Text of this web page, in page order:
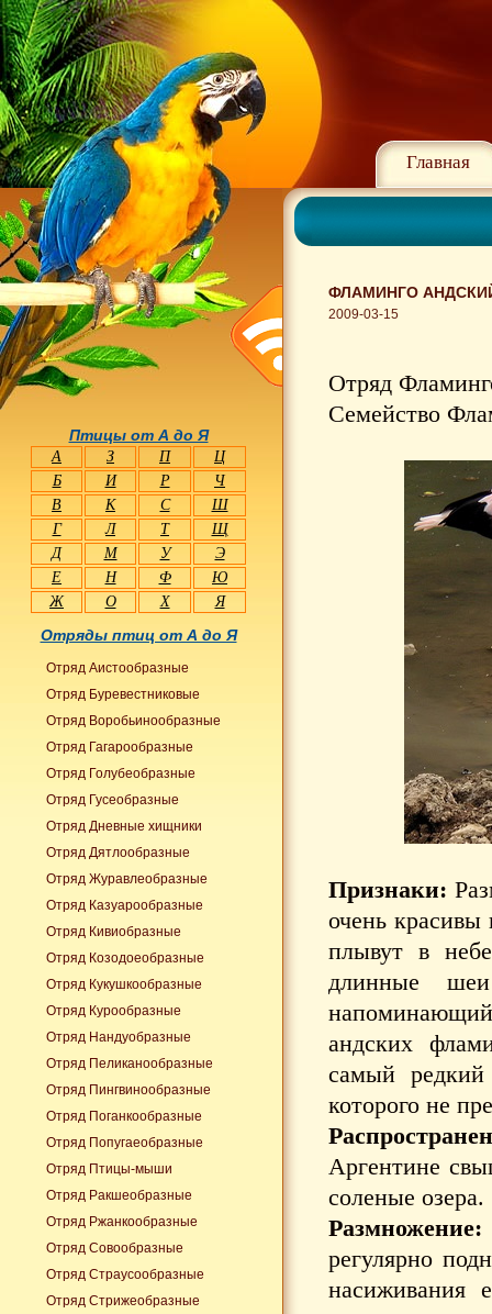
Главная
ФЛАМИНГО АНДСКИЙ
2009-03-15
Отряд
Семейство
Признаки:
очень
плывут в
длинные
напоминающий
андских
самый редкий
которого не
Аргентине
соленые озера.
регулярно
насиживания
Птицы от А до Я
А З П
Ц
Б
И Р
Ч
В
К С
Ш
Г
Л Т
Щ
Д
М У
Э
Е
Н Ф
Ю
Ж
О Х Я
Отряды птиц от А до Я
Отряд Аистообразные
Отряд Буревестниковые
Отряд Воробьинообразные
Отряд Гагарообразные
Отряд Голубеобразные
Отряд Гусеобразные
Отряд Дневные хищники
Отряд Дятлообразные
Отряд Журавлеобразные
Отряд Казуарообразные
Отряд Кивиобразные
Отряд Козодоеобразные
Отряд Кукушкообразные
Отряд Курообразные
Отряд Нандуобразные
Отряд Пеликанообразные
Отряд Пингвинообразные
Отряд Поганкообразные
Отряд Попугаеобразные
Отряд Птицы-мыши
Отряд Ракшеобразные
Отряд Ржанкообразные
Отряд Совообразные
Отряд Страусообразные
Отряд Стрижеобразные